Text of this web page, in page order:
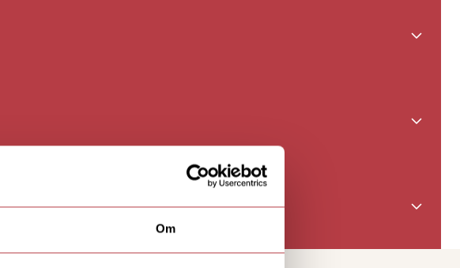
Om
af matematikkens
reaktion. I kemi skal du
anvendes i laboratoriet,
en god bred forståelse af de